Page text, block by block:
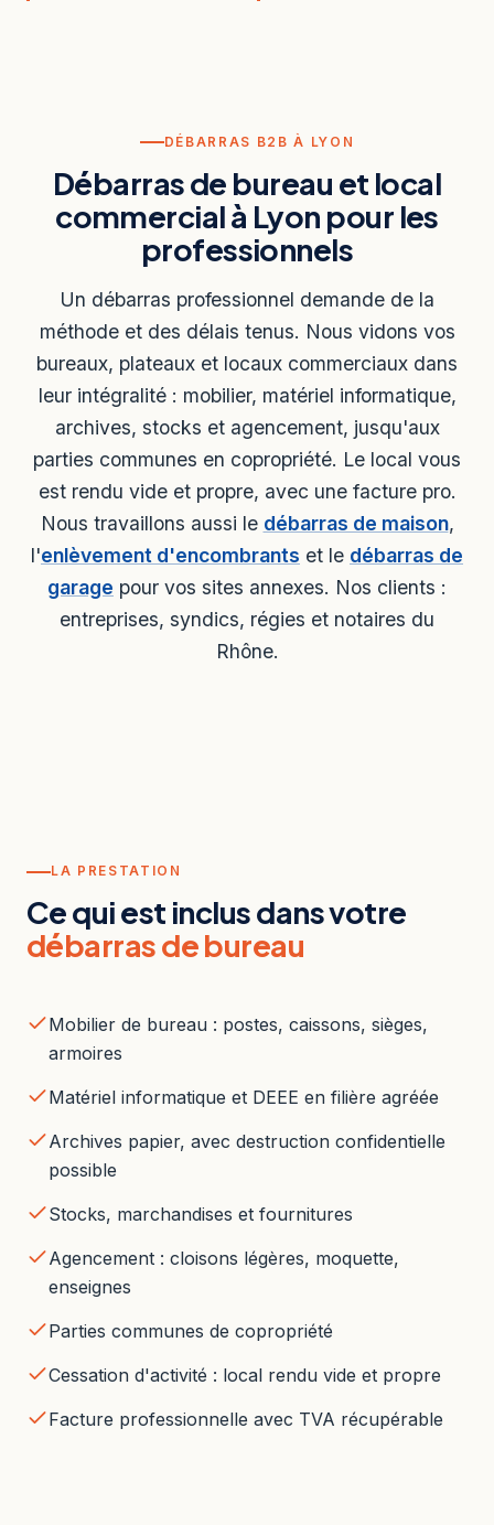
DÉBARRAS B2B À LYON
Débarras de bureau et local
commercial à Lyon pour les
professionnels
Un débarras professionnel demande de la
méthode et des délais tenus. Nous vidons vos
bureaux, plateaux et locaux commerciaux dans
leur intégralité : mobilier, matériel informatique,
archives, stocks et agencement, jusqu'aux
parties communes en copropriété. Le local vous
est rendu vide et propre, avec une facture pro.
Nous travaillons aussi le débarras de maison,
l'enlèvement d'encombrants et le débarras de
garage pour vos sites annexes. Nos clients :
entreprises, syndics, régies et notaires du
Rhône.
LA PRESTATION
Ce qui est inclus dans votre
débarras de bureau
Mobilier de bureau : postes, caissons, sièges,
armoires
Matériel informatique et DEEE en filière agréée
Archives papier, avec destruction confidentielle
possible
Stocks, marchandises et fournitures
Agencement : cloisons légères, moquette,
enseignes
Parties communes de copropriété
Cessation d'activité : local rendu vide et propre
Facture professionnelle avec TVA récupérable